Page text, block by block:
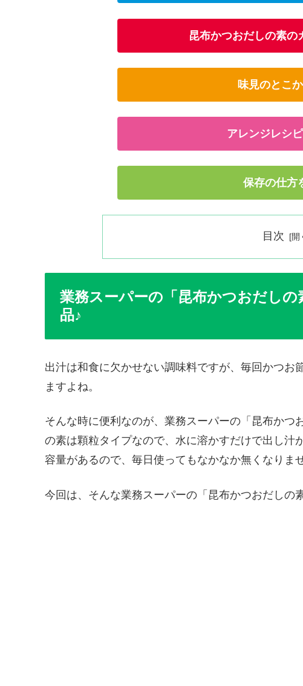
昆布かつおだしの素の
味見のとこ
アレンジレシ
保存の仕方
目次
業務スーパーの「昆布かつおだし
品♪
出汁は和食に欠かせない調味料ですが、毎回かつお
ますよね。
そんな時に便利なのが、業務スーパーの「昆布かつ
の素は顆粒タイプなので、水に溶かすだけで出し汁
容量があるので、毎日使ってもなかなか無くなりま
今回は、そんな業務スーパーの「昆布かつおだしの